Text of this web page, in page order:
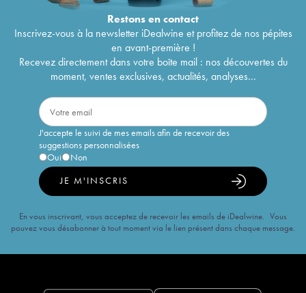
Restons encontact
Inscrivez-vous à la newsletter iDealwine et profitez de nos pépites
en avant-première !
Recevez directement dans votre boîte mail : nos découvertes du
moment, ventes exclusives, actualités, analyses...
J'accepte le suivi de mes emails afin de recevoir des
suggestions personnalisées
Oui
Non
JE M'INSCRIS
En vous inscrivant, vous acceptez de recevoir les emails de iDealwine. Vous
pouvez vous désabonner à tout moment via le lien présent dans chaque message.